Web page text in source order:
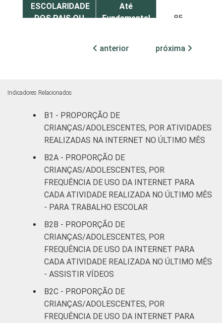
ESCOLARIDADE
DOS PAIS OU
Até
Fundamental
85
Fundamental
FAIXA ETÁRIA
DA CRIANÇA OU
ADOLESCENTE
De 9 a 10
anos
83
De 11 a 12
anos
De 13 a 14
anos
De 15 a 17
anos
RENDA
Até 1 SM
Mais de 1
SM até 2 SM
anterior próxima
Indicadores Relacionados
B1 - PROPORÇÃO DE
CRIANÇAS/ADOLESCENTES, POR ATIVIDADES
REALIZADAS NA INTERNET NO ÚLTIMO MÊS
B2A - PROPORÇÃO DE
CRIANÇAS/ADOLESCENTES, POR
FREQUÊNCIA DE USO DA INTERNET PARA
CADA ATIVIDADE REALIZADA NO ÚLTIMO MÊS
- PARA TRABALHO ESCOLAR
B2B - PROPORÇÃO DE
CRIANÇAS/ADOLESCENTES, POR
FREQUÊNCIA DE USO DA INTERNET PARA
CADA ATIVIDADE REALIZADA NO ÚLTIMO MÊS
- ASSISTIR VÍDEOS
B2C - PROPORÇÃO DE
CRIANÇAS/ADOLESCENTES, POR
FREQUÊNCIA DE USO DA INTERNET PARA